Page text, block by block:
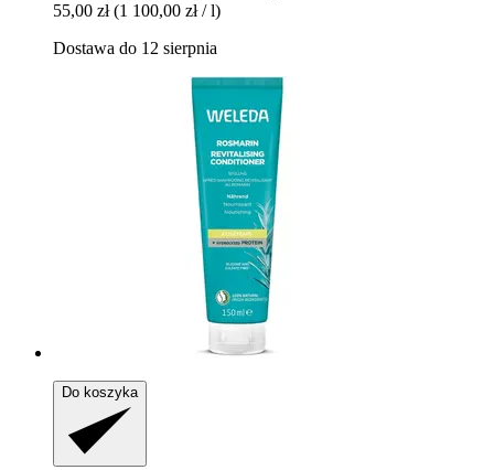
55,00 zł (1 100,00 zł / l)
Dostawa do 12 sierpnia
Do koszyka